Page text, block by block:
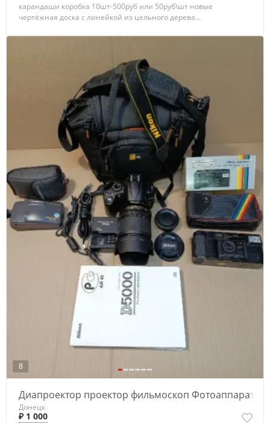
карандаши коробка 10шт-500руб или 50руб\шт новые
чертёжная доска с линейкой из цельного дерева...
8
Диапроектор проектор фильмоскоп Фотоаппарат
Донецк
₽ 1 000